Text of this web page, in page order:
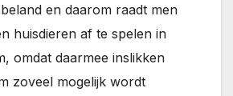
en daarom raadt men
huisdieren af te spelen in
omdat daarmee inslikken
zoveel mogelijk wordt